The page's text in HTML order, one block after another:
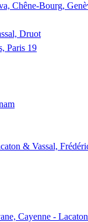
Chêne-Bourg,
Druot
Paris 19
& Vassal,
Cayenne -